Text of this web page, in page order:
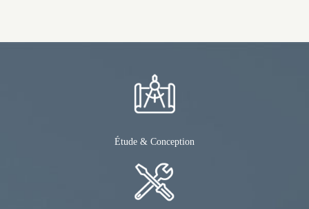
Étude & Conception